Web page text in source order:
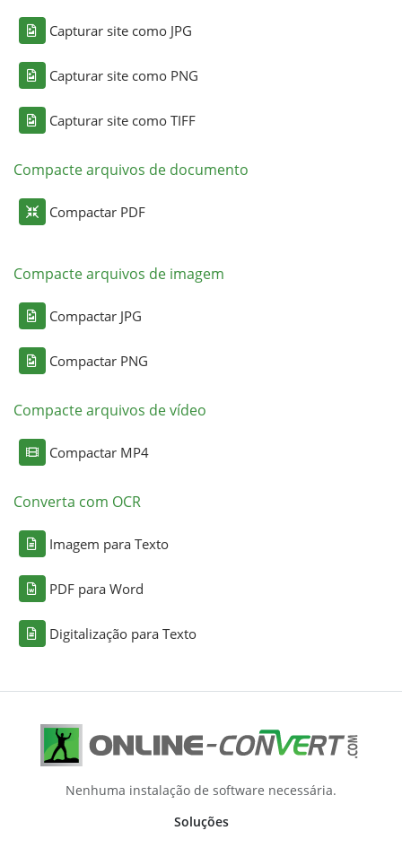
Capturar site como JPG
Capturar site como PNG
Capturar site como TIFF
Compacte arquivos de documento
Compactar PDF
Compacte arquivos de imagem
Compactar JPG
Compactar PNG
Compacte arquivos de vídeo
Compactar MP4
Converta com OCR
Imagem para Texto
PDF para Word
Digitalização para Texto
Nenhuma instalação de software necessária.
Soluções